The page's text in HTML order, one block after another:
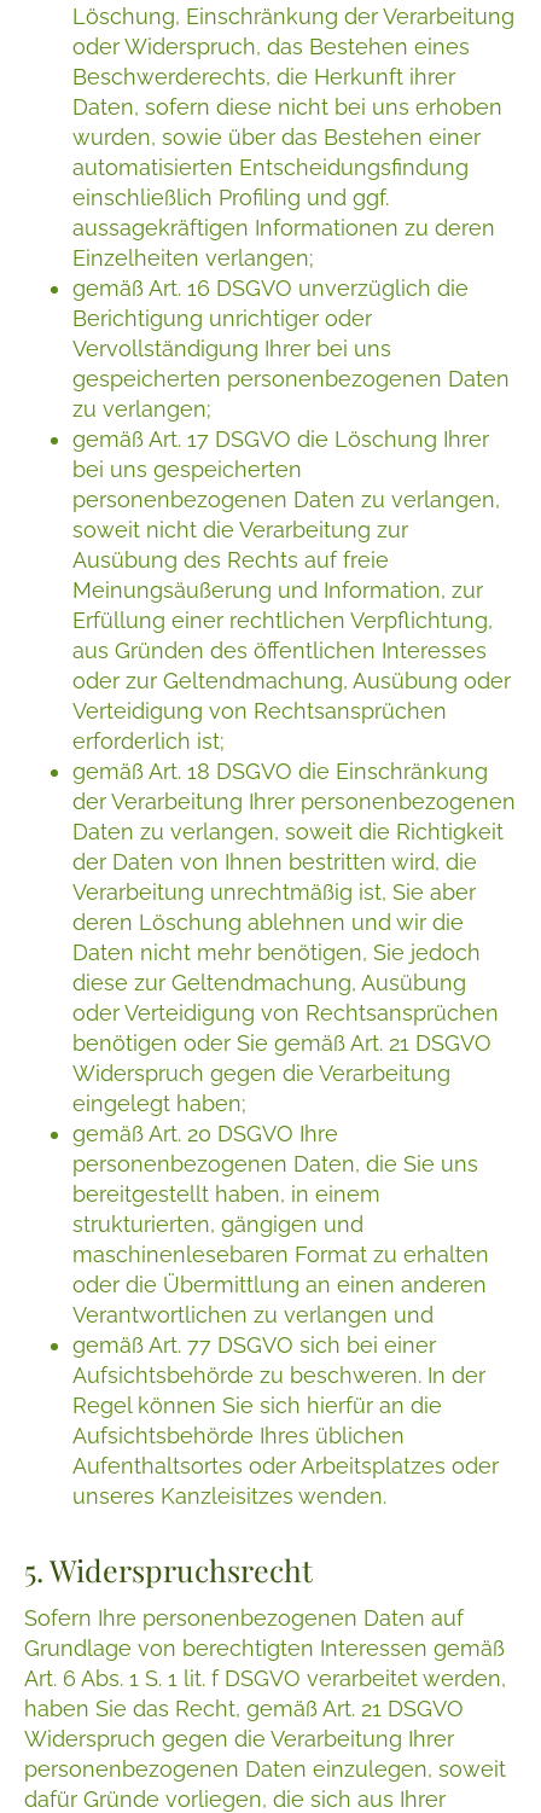
Löschung, Einschränkung der Verarbeitung
oder Widerspruch, das Bestehen eines
Beschwerderechts, die Herkunft ihrer
Daten, sofern diese nicht bei uns erhoben
wurden, sowie über das Bestehen einer
automatisierten Entscheidungsfindung
einschließlich Profiling und ggf.
aussagekräftigen Informationen zu deren
Einzelheiten verlangen;
gemäß Art. 16 DSGVO unverzüglich die
Berichtigung unrichtiger oder
Vervollständigung Ihrer bei uns
gespeicherten personenbezogenen Daten
zu verlangen;
gemäß Art. 17 DSGVO die Löschung Ihrer
bei uns gespeicherten
personenbezogenen Daten zu verlangen,
soweit nicht die Verarbeitung zur
Ausübung des Rechts auf freie
Meinungsäußerung und Information, zur
Erfüllung einer rechtlichen Verpflichtung,
aus Gründen des öffentlichen Interesses
oder zur Geltendmachung, Ausübung oder
Verteidigung von Rechtsansprüchen
erforderlich ist;
gemäß Art. 18 DSGVO die Einschränkung
der Verarbeitung Ihrer personenbezogenen
Daten zu verlangen, soweit die Richtigkeit
der Daten von Ihnen bestritten wird, die
Verarbeitung unrechtmäßig ist, Sie aber
deren Löschung ablehnen und wir die
Daten nicht mehr benötigen, Sie jedoch
diese zur Geltendmachung, Ausübung
oder Verteidigung von Rechtsansprüchen
benötigen oder Sie gemäß Art. 21 DSGVO
Widerspruch gegen die Verarbeitung
eingelegt haben;
gemäß Art. 20 DSGVO Ihre
personenbezogenen Daten, die Sie uns
bereitgestellt haben, in einem
strukturierten, gängigen und
maschinenlesebaren Format zu erhalten
oder die Übermittlung an einen anderen
Verantwortlichen zu verlangen und
gemäß Art. 77 DSGVO sich bei einer
Aufsichtsbehörde zu beschweren. In der
Regel können Sie sich hierfür an die
Aufsichtsbehörde Ihres üblichen
Aufenthaltsortes oder Arbeitsplatzes oder
unseres Kanzleisitzes wenden.
5. Widerspruchsrecht
Sofern Ihre personenbezogenen Daten auf
Grundlage von berechtigten Interessen gemäß
Art. 6 Abs. 1 S. 1 lit. f DSGVO verarbeitet werden,
haben Sie das Recht, gemäß Art. 21 DSGVO
Widerspruch gegen die Verarbeitung Ihrer
personenbezogenen Daten einzulegen, soweit
dafür Gründe vorliegen, die sich aus Ihrer